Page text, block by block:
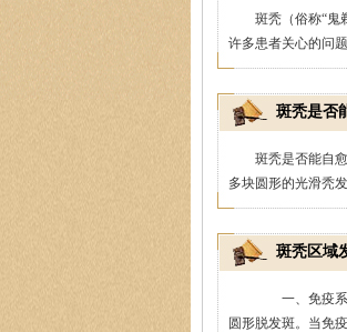
斑秃（俗称“鬼
许多患者关心的问
斑秃是否
斑秃是否能自
多块圆形的光滑秃
斑秃区域
一、免疫系
圆形脱发斑。当免